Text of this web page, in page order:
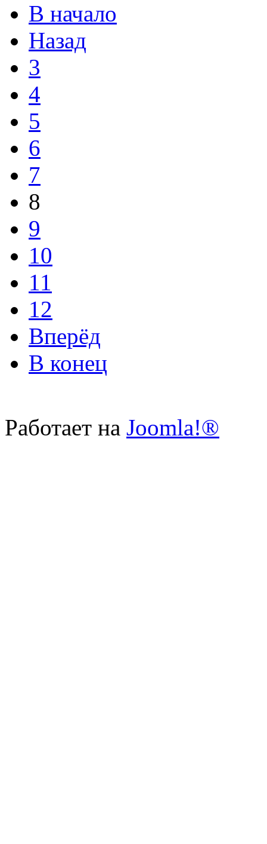
В начало
Назад
3
4
5
6
7
8
9
10
11
12
Вперёд
В конец
Работает на Joomla!®